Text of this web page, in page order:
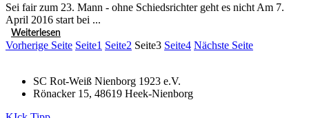
Sei fair zum 23. Mann - ohne Schiedsrichter geht es nicht Am 7.
April 2016 start bei ...
Weiterlesen
Vorherige Seite Seite1 Seite2 Seite3 Seite4 Nächste Seite
SC Rot-Weiß Nienborg 1923 e.V.
Rönacker 15, 48619 Heek-Nienborg